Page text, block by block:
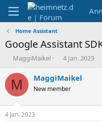
Home Assistant
Google Assistant
E
s
t
e
MaggiMaikel
E
s
e
t
4 Jan. 2023
M MaggiMaikel
New member
4 Jan. 2023